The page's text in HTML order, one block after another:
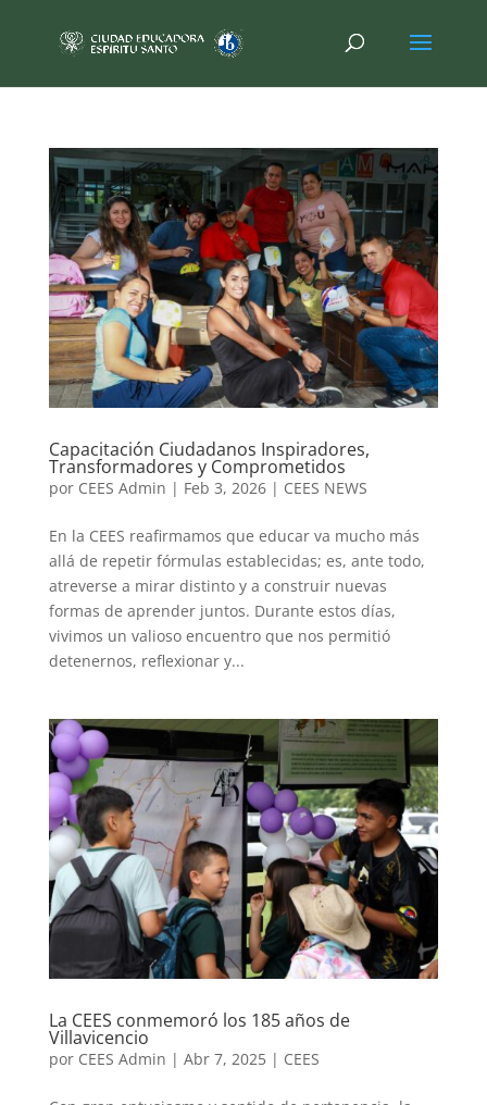
Capacitación Ciudadanos Inspiradores,
Transformadores y Comprometidos
por CEES Admin | Feb 3, 2026| CEES NEWS
En la CEES reafirmamos que educar va mucho más
allá de repetir fórmulas establecidas; es, ante todo,
atreverse a mirar distinto y a construir nuevas
formas de aprender juntos. Durante estos días,
vivimos un valioso encuentro que nos permitió
detenernos, reflexionar y...
La CEES conmemoró los 185 años de
Villavicencio
por CEES Admin | Abr 7, 2025| CEES